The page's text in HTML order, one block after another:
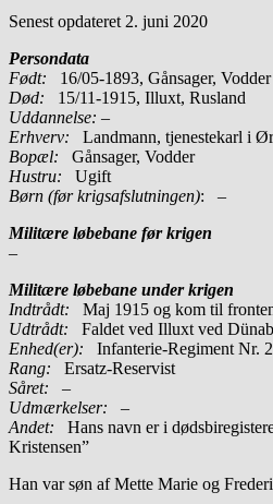
Senest opdateret 2. juni 2020
Persondata
Født: 16/05-1893, Gånsager,
Død: 15/11-1915, Illuxt, Rusland
Uddannelse: –
Erhverv: Landmann, tjenestekarl i
Bopæl: Gånsager, Vodder
Hustru: Ugift
Børn (før krigsafslutningen): –
Militære løbebane før krigen
–
Militære løbebane under krigen
Indtrådt: Maj 1915 og kom til
Udtrådt: Faldet ved Illuxt ved
Enhed(er):
Infanterie-Regiment Nr.
Rang:
Ersatz-Reservist
Såret: –
Udmærkelser: –
Andet: Hans navn er i
Kristensen”
Han var søn af Mette Marie og